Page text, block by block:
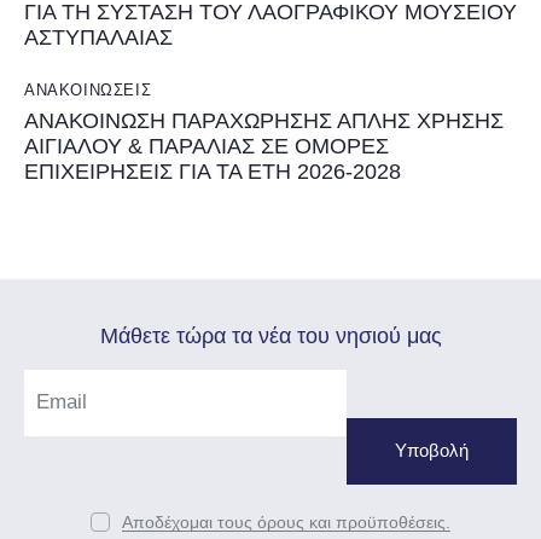
ΓΙΑ ΤΗ ΣΥΣΤΑΣΗ ΤΟΥ ΛΑΟΓΡΑΦΙΚΟΥ ΜΟΥΣΕΙΟΥ
ΑΣΤΥΠΑΛΑΙΑΣ
ΑΝΑΚΟΙΝΏΣΕΙΣ
ΑΝΑΚΟΙΝΩΣΗ ΠΑΡΑΧΩΡΗΣΗΣ ΑΠΛΗΣ ΧΡΗΣΗΣ
ΑΙΓΙΑΛΟΥ & ΠΑΡΑΛΙΑΣ ΣΕ ΟΜΟΡΕΣ
ΕΠΙΧΕΙΡΗΣΕΙΣ ΓΙΑ ΤΑ ΕΤΗ 2026-2028
Mάθετε τώρα τα νέα του νησιού μας
Αποδέχομαι τους όρους και προϋποθέσεις.